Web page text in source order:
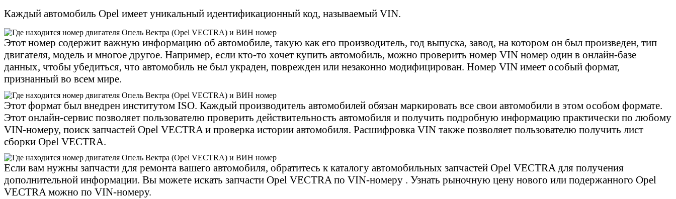
Каждый автомобиль Opel имеет уникальный идентификационный код, называемый VIN.
Этот номер содержит важную информацию об автомобиле, такую ​​как его производитель, год выпуска, завод, на котором он был произведен, тип
двигателя, модель и многое другое. Например, если кто-то хочет купить автомобиль, можно проверить номер VIN номер один в онлайн-базе
данных, чтобы убедиться, что автомобиль не был украден, поврежден или незаконно модифицирован. Номер VIN имеет особый формат,
признанный во всем мире.
Этот формат был внедрен институтом ISO. Каждый производитель автомобилей обязан маркировать все свои автомобили в этом особом формате.
Этот онлайн-сервис позволяет пользователю проверить действительность автомобиля и получить подробную информацию практически по любому
VIN-номеру, поиск запчастей Opel VECTRA и проверка истории автомобиля. Расшифровка VIN также позволяет пользователю получить лист
сборки Opel VECTRA.
Если вам нужны запчасти для ремонта вашего автомобиля, обратитесь к каталогу автомобильных запчастей Opel VECTRA для получения
дополнительной информации. Вы можете искать запчасти Opel VECTRA по VIN-номеру . Узнать рыночную цену нового или подержанного Opel
VECTRA можно по VIN-номеру.